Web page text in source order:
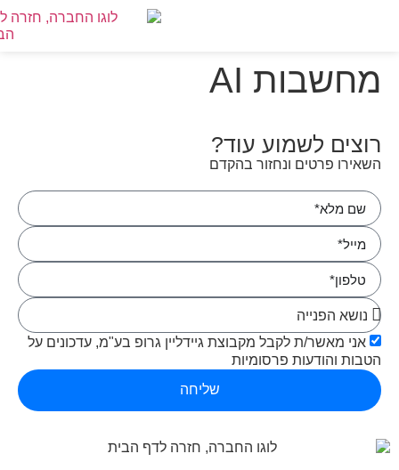
מחשבות AI
רוצים לשמוע עוד?
השאירו פרטים ונחזור בהקדם
אני מאשר/ת לקבל מקבוצת גיידליין גרופ בע"מ, עדכונים על
הטבות והודעות פרסומיות
שליחה